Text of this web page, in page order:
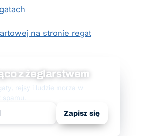
na stronie regat
z żeglarstwem
rejsy i ludzie morza w
Zapisz się